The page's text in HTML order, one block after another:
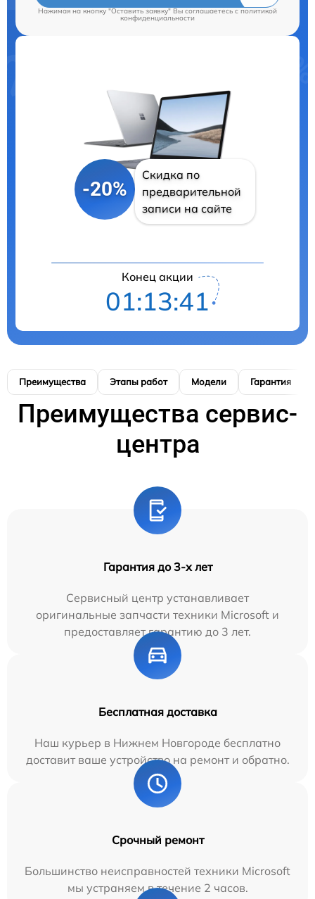
Нажимая на кнопку "Оставить заявку" Вы соглашаетесь cполитикой
конфиденциальности
-20%
Скидка по
предварительной
записи на сайте
Конец акции
01:13:40
Преимущества Этапы работ Модели Гарантия
Преимущества сервис-
центра
Гарантия до 3-х лет
Сервисный центр устанавливает
оригинальные запчасти техники Microsoft и
предоставляет гарантию до 3 лет.
Бесплатная доставка
Наш курьер в Нижнем Новгороде бесплатно
доставит ваше устройство на ремонт и обратно.
Срочный ремонт
Большинство неисправностей техники Microsoft
мы устраняем в течение 2 часов.